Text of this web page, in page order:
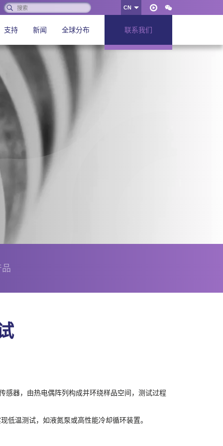
搜
索:
好
CN
YoukuWeChat
支持 新闻 全球分布 联系我们
感器，由热电偶阵列构成并环绕样品空间，测试过程
低温测试，如液氮泵或高性能冷却循环装置。